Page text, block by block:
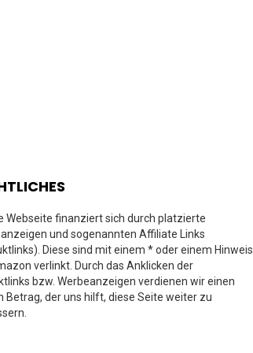
Webseite finanziert sich durch platzierte
und sogenannten Affiliate Links
Diese sind mit einem * oder einem Hinweis
verlinkt. Durch das Anklicken der
bzw. Werbeanzeigen verdienen wir einen
Betrag, der uns hilft, diese Seite weiter zu